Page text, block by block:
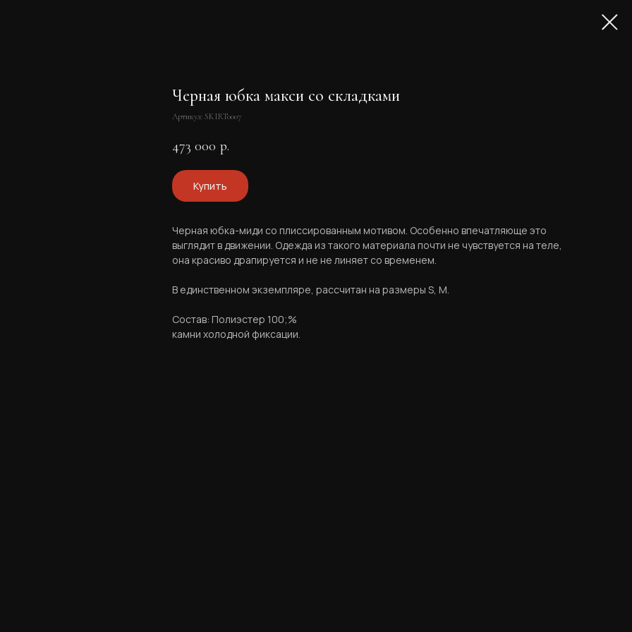
Черная юбка макси со складками
Артикул: SKIRT0007
473 000 р.
Купить
Черная юбка-миди со плиссированным мотивом. Особенно впечатляюще это
выглядит в движении. Одежда из такого материала почти не чувствуется на теле,
она красиво драпируется и не не линяет со временем.​
В единственном экземпляре, рассчитан на размеры S, M.​
Состав: Полиэстер 100;%​
камни холодной фиксации.